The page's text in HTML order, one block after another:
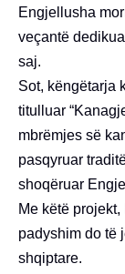
Engjellusha
veçantë
saj.
Sot, këngëtarja
titulluar
mbrëmjes së
pasqyruar
shoqëruar
Me këtë
padyshim do të
shqiptare.